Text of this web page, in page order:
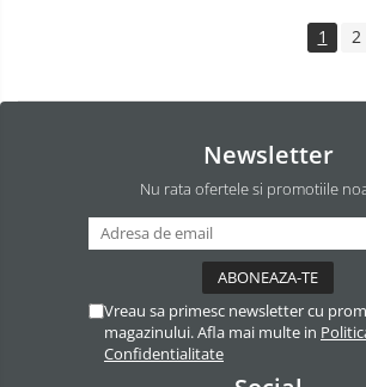
1 2
Newsletter
Nu rata ofertele si promotiile
Vreau sa primesc newsletter cu
magazinului. Afla mai multe in
Confidentialitate